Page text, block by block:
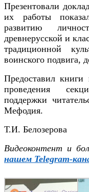
Презентовали
их работы
развитию
древнерусской и
традиционной
воинского подвига,
Предоставил
проведения
поддержки
Мефодия.
Т.И. Белозерова
Видеоконтент и
нашем Telegram-